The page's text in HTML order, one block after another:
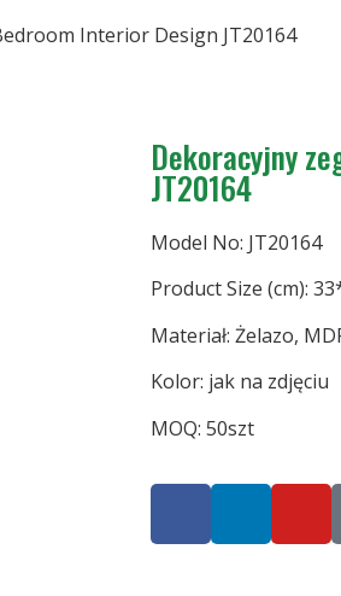
Interior Design JT20164
Dekoracyjny
JT20164
Model No: JT20164
Product Size (cm):
Materiał: Żelazo,
Kolor: jak na zdjęciu
MOQ: 50szt